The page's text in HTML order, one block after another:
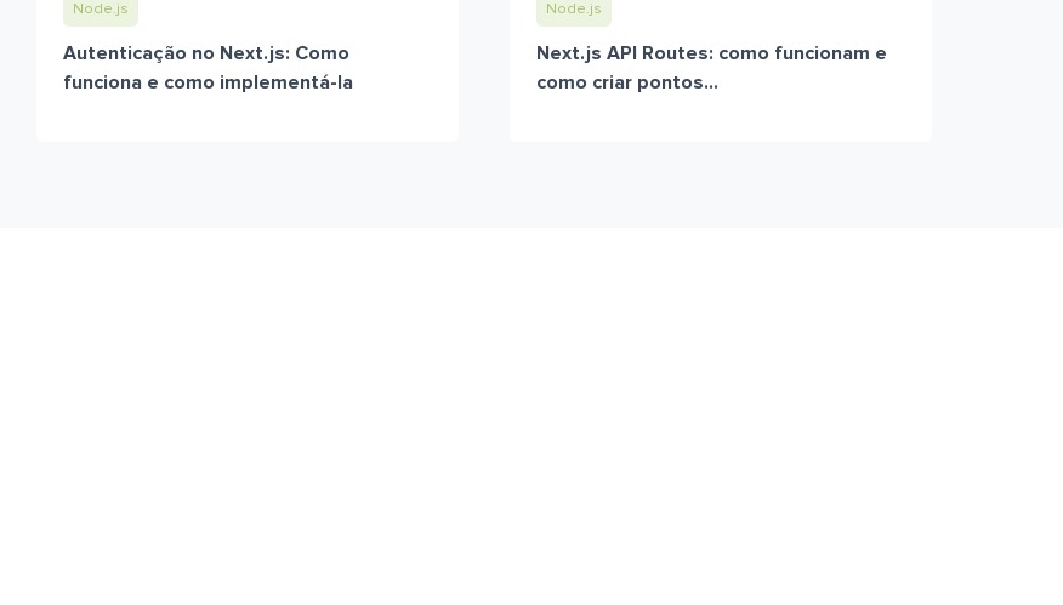
Node.js
Autenticação no Next.js: Como
funciona e como implementá-la
Node.js
Next.js API Routes: como funcionam e
como criar pontos...